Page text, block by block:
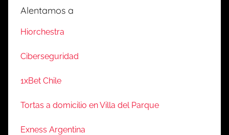
Alentamos a
Hiorchestra
Ciberseguridad
1xBet Chile
Tortas a domicilio en Villa del Parque
Exness Argentina